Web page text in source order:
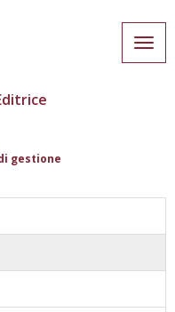
gestione